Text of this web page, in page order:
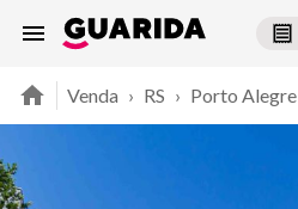
Venda › RS › Porto Alegre